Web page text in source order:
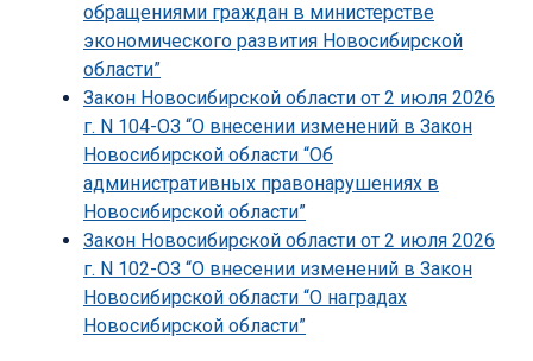
обращениями граждан в министерстве
экономического развития Новосибирской
области”
Закон Новосибирской области от 2 июля 2026
г. N 104-ОЗ “О внесении изменений в Закон
Новосибирской области “Об
административных правонарушениях в
Новосибирской области”
Закон Новосибирской области от 2 июля 2026
г. N 102-ОЗ “О внесении изменений в Закон
Новосибирской области “О наградах
Новосибирской области”